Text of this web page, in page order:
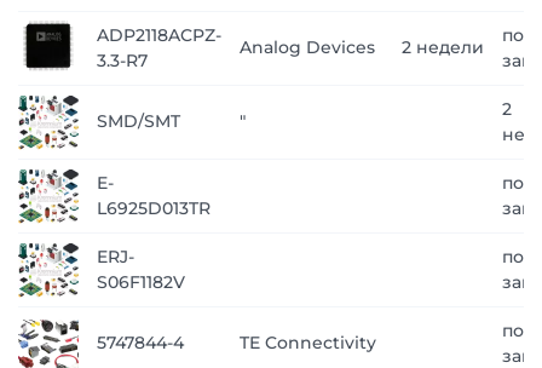
ADP2118ACPZ-
3.3-R7
Analog Devices 2 недели
по
SMD/SMT "
2
E-
L6925D013TR
по
ERJ-
S06F1182V
по
5747844-4 TE Connectivity
по